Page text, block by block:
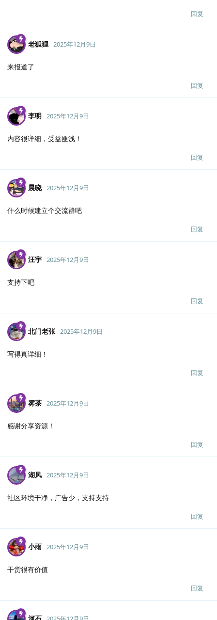
回复
老狐狸 2025年12月9日
来报道了
回复
李明 2025年12月9日
内容很详细，受益匪浅！
回复
晨晓 2025年12月9日
什么时候建立个交流群吧
回复
汪宇 2025年12月9日
支持下吧
回复
北门老张 2025年12月9日
写得真详细！
回复
雾茶 2025年12月9日
感谢分享资源！
回复
湖风 2025年12月9日
社区环境干净，广告少，支持支持
回复
小雨 2025年12月9日
干货很有价值
回复
河石